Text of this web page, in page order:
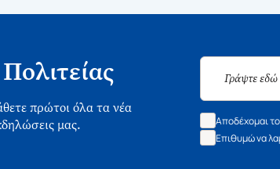
πρώτοι όλα τα νέα
μας.
Αποδέχομαι
Επιθυμώ να